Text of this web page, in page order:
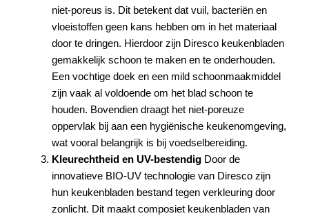
niet-poreus is. Dit betekent dat vuil, bacteriën en
vloeistoffen geen kans hebben om in het materiaal
door te dringen. Hierdoor zijn Diresco keukenbladen
gemakkelijk schoon te maken en te onderhouden.
Een vochtige doek en een mild schoonmaakmiddel
zijn vaak al voldoende om het blad schoon te
houden. Bovendien draagt het niet-poreuze
oppervlak bij aan een hygiënische keukenomgeving,
wat vooral belangrijk is bij voedselbereiding.
Kleurechtheid en UV-bestendig Door de
innovatieve BIO-UV technologie van Diresco zijn
hun keukenbladen bestand tegen verkleuring door
zonlicht. Dit maakt composiet keukenbladen van